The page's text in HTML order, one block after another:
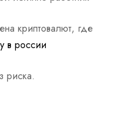
криптовалют, где
в россии
риска.